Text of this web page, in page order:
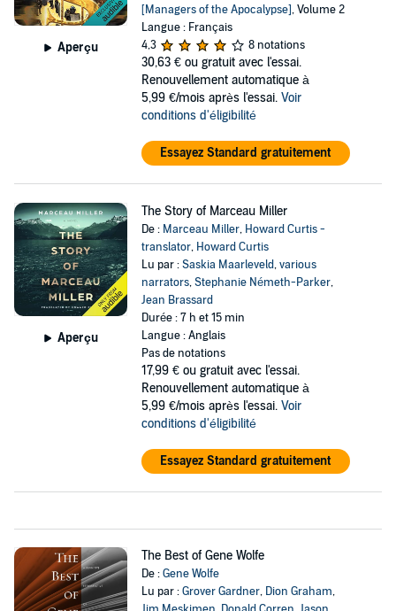
Aperçu
[Managers of the Apocalypse], Volume 2
Langue : Français
4,3
8 notations
30,63 € ou gratuit avec l'essai.
Renouvellement automatique à
5,99 €/mois après l'essai. Voir
conditions d'éligibilité
Essayez Standard gratuitement
Aperçu
The Story of Marceau Miller
De : Marceau Miller, Howard Curtis -
translator, Howard Curtis
Lu par :Saskia Maarleveld,various
narrators,Stephanie Németh-Parker,
Jean Brassard
Durée : 7 h et 15 min
Langue : Anglais
Pas de notations
17,99 € ou gratuit avec l'essai.
Renouvellement automatique à
5,99 €/mois après l'essai. Voir
conditions d'éligibilité
Essayez Standard gratuitement
The Best of Gene Wolfe
De :Gene Wolfe
Lu par :Grover Gardner, Dion Graham,